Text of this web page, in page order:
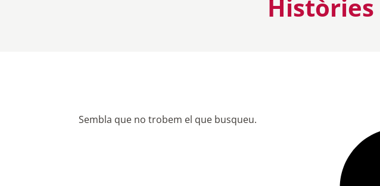
Històries
Sembla que no trobem el que busqueu.